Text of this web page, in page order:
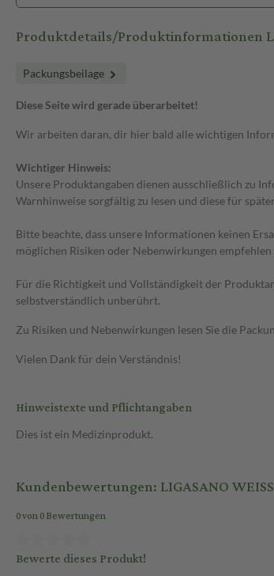
Produktdetails/Produktinformationen
Packungsbeilage
Diese Seite wird gerade überarbeitet!
Wir arbeiten daran, dir hier bald alle wichtigen
Wichtiger Hinweis:
Unsere Produktangaben dienen ausschließlich zu
Warnhinweise sorgfältig zu lesen und diese für
Bitte beachte, dass unsere Informationen keinen
möglichen Risiken oder Nebenwirkungen
Für die Richtigkeit und Vollständigkeit der
selbstverständlich unberührt.
Zu Risiken und Nebenwirkungen lesen Sie die
Vielen Dank für dein Verständnis!
Hinweistexte und Pflichtangaben
Dies ist ein Medizinprodukt.
Kundenbewertungen: LIGASANO
0 von 0 Bewertungen
Bewerte dieses Produkt!